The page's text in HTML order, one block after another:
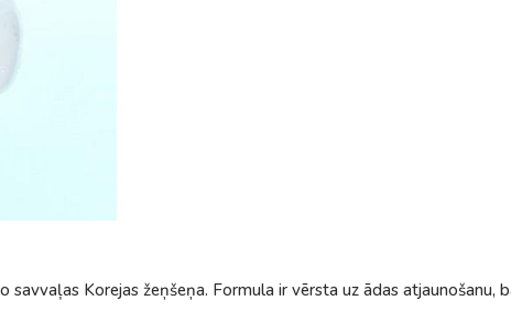
savvaļas Korejas žeņšeņa. Formula ir vērsta uz ādas atjaunošanu,